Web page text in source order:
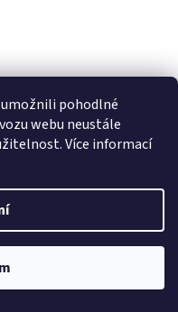
umožnili pohodlné
webu neustále
Více informací